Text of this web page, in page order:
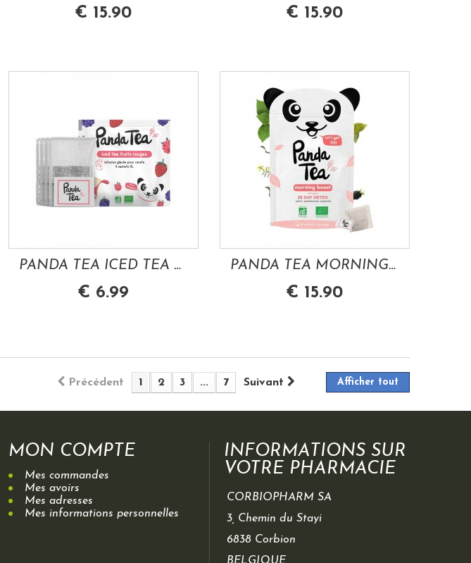
€ 15.90 € 15.90
PANDA TEA ICED TEA FRUITS ROUGES 4 SACHETS XL
€ 6.99
PANDA TEA MORNING BOOST THE VERT DETOX 28...
€ 15.90
Afficher tout
Précédent 1 2 3 ... 7 Suivant
MON COMPTE
Mes commandes
Mes avoirs
Mes adresses
Mes informations personnelles
INFORMATIONS SUR
VOTRE PHARMACIE
CORBIOPHARM SA
3, Chemin du Stayi
6838 Corbion